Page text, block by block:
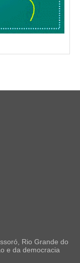
Rio Grande do
e da democracia